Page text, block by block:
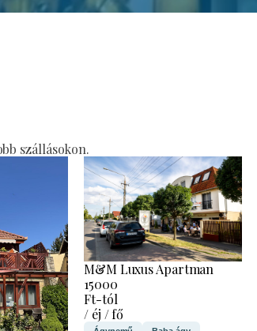
szállásokon.
M&M Luxus Apartman
15000
Ft-tól
/ éj / fő